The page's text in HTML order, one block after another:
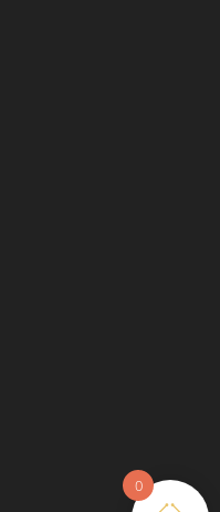
0